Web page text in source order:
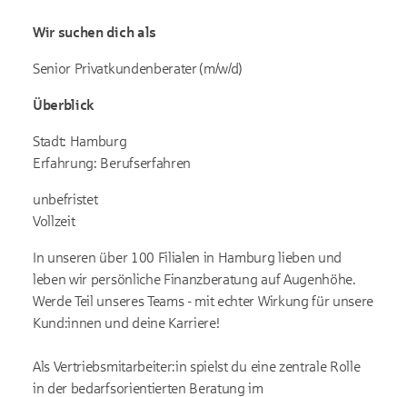
Wir suchen dich als
Senior Privatkundenberater (m/w/d)
Überblick
Stadt: Hamburg
Erfahrung: Berufserfahren
unbefristet
Vollzeit
In unseren über 100 Filialen in Hamburg lieben und
leben wir persönliche Finanzberatung auf Augenhöhe.
Werde Teil unseres Teams - mit echter Wirkung für unsere
Kund:innen und deine Karriere!
Als Vertriebsmitarbeiter:in spielst du eine zentrale Rolle
in der bedarfsorientierten Beratung im